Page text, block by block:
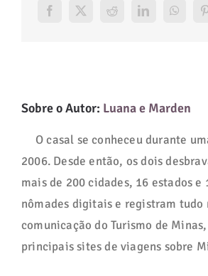
Facebook
X Reddit LinkedIn
Sobre o Autor: Luana e Marden
O casal se conheceu durante
2006. Desde então, os dois
mais de 200 cidades, 16 estados e
nômades digitais e registram tudo
comunicação do Turismo de
principais sites de viagens sobre